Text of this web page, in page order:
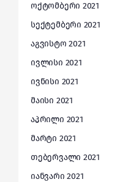
ოქტომბერი 2021
სექტემბერი 2021
აგვისტო 2021
ივლისი 2021
ივნისი 2021
მაისი 2021
აპრილი 2021
მარტი 2021
თებერვალი 2021
იანვარი 2021